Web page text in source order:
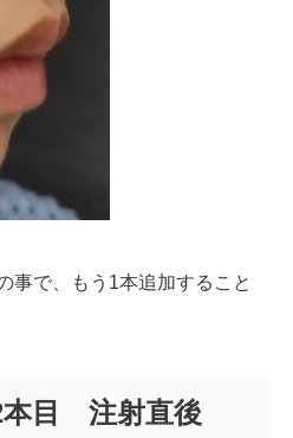
事で、もう1本追加すること
本目 注射直後